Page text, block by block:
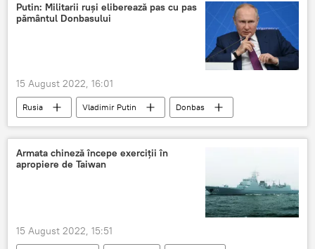
Putin: Militarii ruși eliberează pas cu pas
pământul Donbasului
15 August 2022, 16:01
Rusia Vladimir Putin
Donbas
operațiune
militară Ucraina
Armata chineză începe exerciții în
apropiere de Taiwan
15 August 2022, 15:51